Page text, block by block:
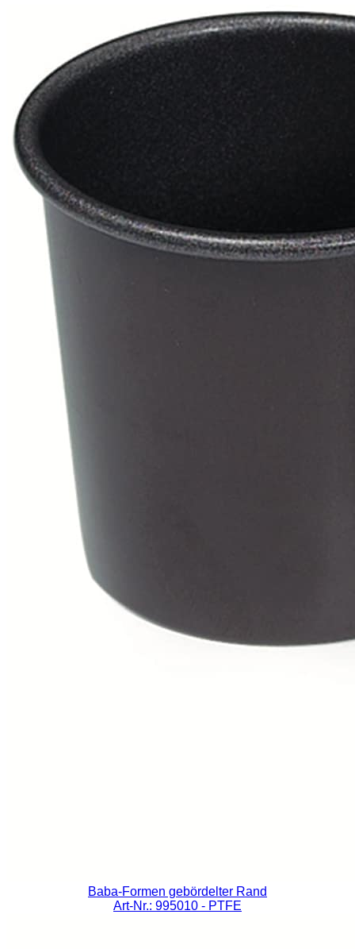
Baba-Formen gebördelter Rand
Art-Nr.: 995010 - PTFE